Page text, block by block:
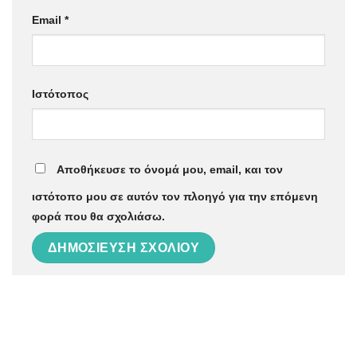
Email *
Ιστότοπος
Αποθήκευσε το όνομά μου, email, και τον
ιστότοπο μου σε αυτόν τον πλοηγό για την επόμενη
φορά που θα σχολιάσω.